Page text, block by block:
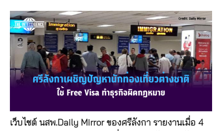
เว็บไซต์ นสพ.Daily Mirror ของศรีลังกา รายงานเมื่อ 4